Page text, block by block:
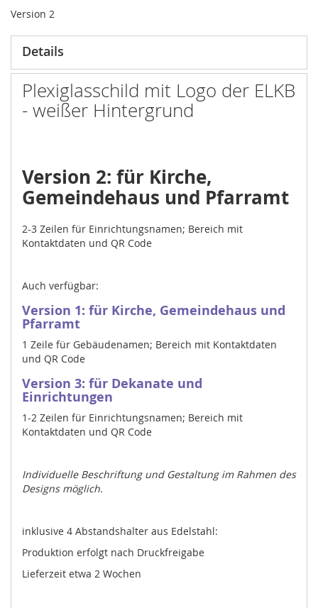
Version 2
Details
Plexiglasschild mit Logo der ELKB
- weißer Hintergrund
Version 2: für Kirche,
Gemeindehaus und Pfarramt
2-3 Zeilen für Einrichtungsnamen; Bereich mit
Kontaktdaten und QR Code
Auch verfügbar:
Version 1: für Kirche, Gemeindehaus und
Pfarramt
1 Zeile für Gebäudenamen; Bereich mit Kontaktdaten
und QR Code
Version 3: für Dekanate und
Einrichtungen
1-2 Zeilen für Einrichtungsnamen; Bereich mit
Kontaktdaten und QR Code
Individuelle Beschriftung und Gestaltung im Rahmen des
Designs möglich.
inklusive 4 Abstandshalter aus Edelstahl:
Produktion erfolgt nach Druckfreigabe
Lieferzeit etwa 2 Wochen